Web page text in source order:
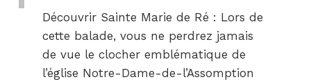
Découvrir Sainte Marie de Ré : Lors de
cette balade, vous ne perdrez jamais
de vue le clocher emblématique de
l’église Notre-Dame-de-l’Assomption